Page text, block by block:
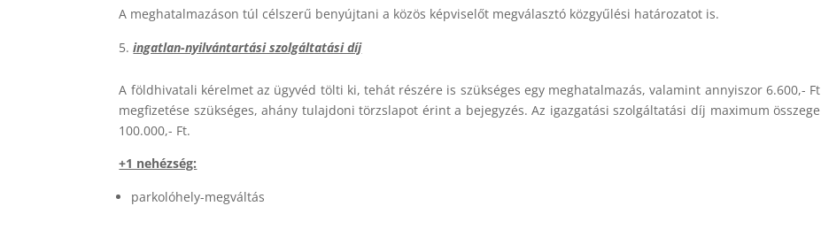
A meghatalmazáson túl célszerű benyújtani a közös képviselőt megválasztó közgyűlési határozatot is.
ingatlan-nyilvántartási szolgáltatási díj
A földhivatali kérelmet az ügyvéd tölti ki, tehát részére is szükséges egy meghatalmazás, valamint annyiszor 6.600,- Ft
megfizetése szükséges, ahány tulajdoni törzslapot érint a bejegyzés. Az igazgatási szolgáltatási díj maximum összege
100.000,- Ft.
+1 nehézség:
parkolóhely-megváltás